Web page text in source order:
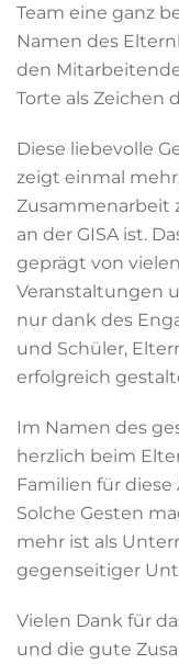
Team eine ganz
Namen des
den
Torte als Zeichen
Diese liebevolle
zeigt einmal
Zusammenarbeit
an der GISA ist.
geprägt von
Veranstaltungen
nur dank des
und Schüler,
erfolgreich
Im Namen des
herzlich beim
Familien für
Solche Gesten
mehr ist als
gegenseitiger
Vielen Dank für
und die gute